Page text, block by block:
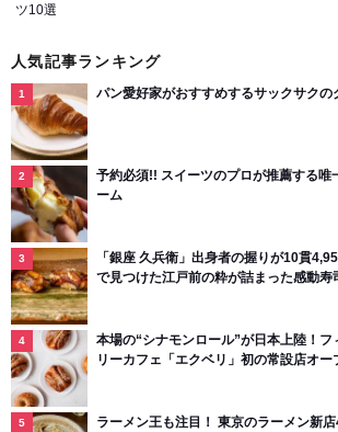
ツ10選
人気記事ランキング
パン愛好家がおすすめするサックサクの
予約必須!! スイーツのプロが推薦する唯
ーム
「銀座 久兵衛」出身者の握りが10貫
で見つけた江戸前の粋が詰まった感動寿
本場の“シナモンロール”が日本上陸！フ
リーカフェ「エクベリ」初の常設店オー
ラーメン王も注目！ 東京のラーメン新